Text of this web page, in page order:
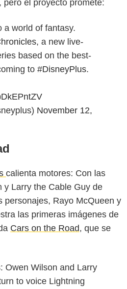
, pero el proyecto promete:
a world of fantasy.
, a new live-
based on the best-
to #DisneyPlus.
November 12,
calienta motores: Con las
y Larry the Cable Guy de
personajes, Rayo McQueen y
las primeras imágenes de
Cars on the Road, que se
Owen Wilson and Larry
to voice Lightning